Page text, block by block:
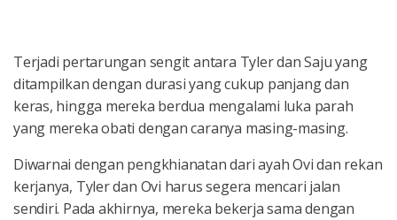
Terjadi pertarungan sengit antara Tyler dan Saju yang
ditampilkan dengan durasi yang cukup panjang dan
keras, hingga mereka berdua mengalami luka parah
yang mereka obati dengan caranya masing-masing.
Diwarnai dengan pengkhianatan dari ayah Ovi dan rekan
kerjanya, Tyler dan Ovi harus segera mencari jalan
sendiri. Pada akhirnya, mereka bekerja sama dengan